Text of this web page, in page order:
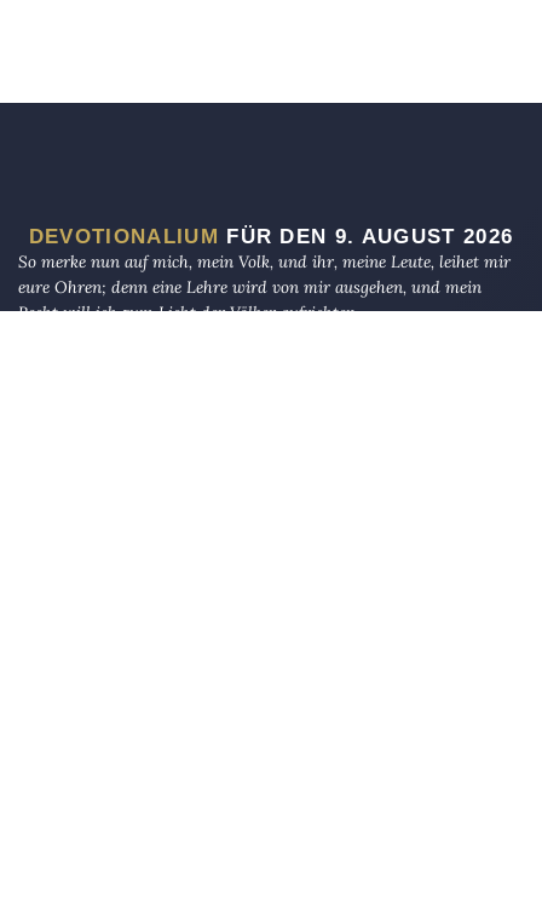
DEVOTIONALIUM FÜR DEN 9. AUGUST 2026
So merke nun auf mich, mein Volk, und ihr, meine Leute, leihet mir
eure Ohren; denn eine Lehre wird von mir ausgehen, und mein
Recht will ich zum Licht der Völker aufrichten.